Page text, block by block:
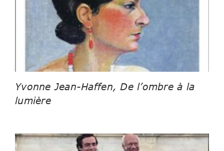
Yvonne Jean-Haffen, De l’ombre à la
lumière